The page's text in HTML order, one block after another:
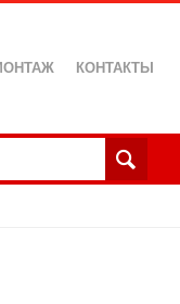
КОНТАКТЫ